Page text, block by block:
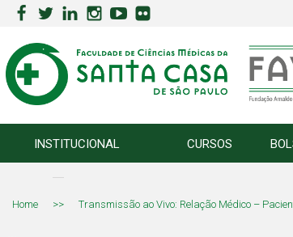
INSTITUCIONAL CURSOS
Home >> Transmissão ao Vivo: Relação Médico –